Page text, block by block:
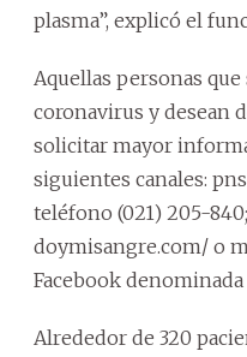
plasma”, explicó el
Aquellas personas
coronavirus y desean
solicitar mayor
siguientes canales:
teléfono (021) 205-
doymisangre.com/ o
Facebook denominada
Alrededor de 320